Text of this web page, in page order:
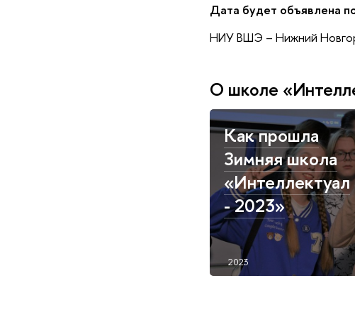
Дата будет объявлена
НИУ ВШЭ – Нижний
О школе
Как прошла
Зимняя школа
«Интеллектуал
- 2023»